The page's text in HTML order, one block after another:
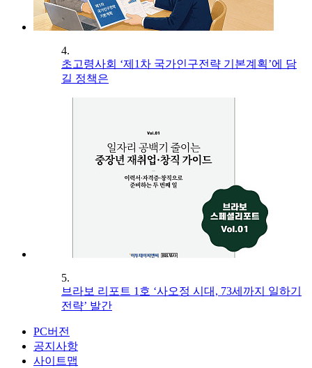
4.
초고령사회 ‘제1차 국가인구전략 기본계획’에 담
길 정책은
5.
브라보 리포트 1호 ‘사오정 시대, 73세까지 일하기
전략’ 발간
PC버전
공지사항
사이트맵